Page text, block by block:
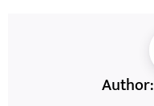
Author: